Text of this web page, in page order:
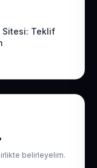
Sitesi: Teklif
belirleyelim.